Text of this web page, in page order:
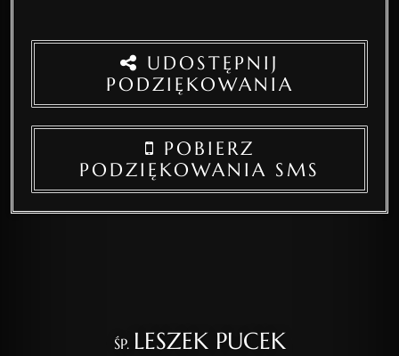
UDOSTĘPNIJ
PODZIĘKOWANIA
POBIERZ
PODZIĘKOWANIA SMS
ŚP. LESZEK PUCEK